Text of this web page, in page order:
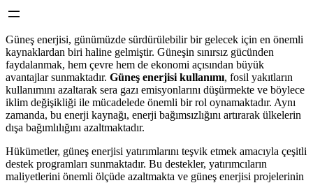
Güneş enerjisi, günümüzde sürdürülebilir bir gelecek için en önemli
kaynaklardan biri haline gelmiştir. Güneşin sınırsız gücünden
faydalanmak, hem çevre hem de ekonomi açısından büyük
avantajlar sunmaktadır. Güneş enerjisi kullanımı, fosil yakıtların
kullanımını azaltarak sera gazı emisyonlarını düşürmekte ve böylece
iklim değişikliği ile mücadelede önemli bir rol oynamaktadır. Aynı
zamanda, bu enerji kaynağı, enerji bağımsızlığını artırarak ülkelerin
dışa bağımlılığını azaltmaktadır.
Hükümetler, güneş enerjisi yatırımlarını teşvik etmek amacıyla çeşitli
destek programları sunmaktadır. Bu destekler, yatırımcıların
maliyetlerini önemli ölçüde azaltmakta ve güneş enerjisi projelerinin